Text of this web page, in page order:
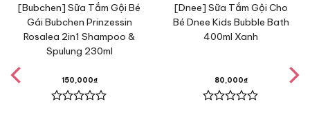
[Bubchen] Sữa Tắm Gội Bé
Gái Bubchen Prinzessin
Rosalea 2in1 Shampoo &
Spulung 230ml
150,000₫
[Dnee] Sữa Tắm Gội Cho
Bé Dnee Kids Bubble Bath
400ml Xanh
80,000₫